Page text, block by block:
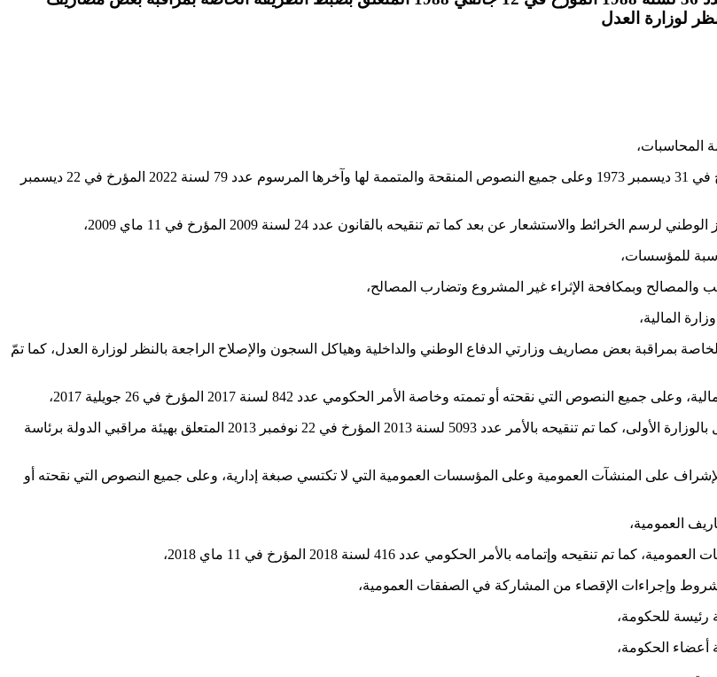
لوزارة العدل
وعلى مجلة المحاسبة العمومية الصادرة بمقتضى القانون عدد 81 لسنة 1973 المؤرخ في 31 ديسمبر 1973 وعلى جميع النصوص المنقحة والمتممة لها وآخرها المرسوم عدد 79 لسنة 2022 المؤرخ في 22 ديسمبر
في 12 جانفي 1988 المتعلق بضبط الطريقة الخاصة بمراقبة بعض مصاريف وزارتي الدفاع الوطني والداخلية وهياكل السجون والإصلاح الراجعة بالنظر لوزارة العدل، كما تمّ
وعلى الأمر عدد 2131 لسنة 2002 المؤرخ في 30 سبتمبر 2002 المتعلق بإحداث هياكل بالوزارة الأولى، كما تم تنقيحه بالأمر عدد 5093 لسنة 2013 المؤرخ في 22 نوفمبر 2013 المتعلق بهيئة مراقبي الدولة برئاسة
في 24 مارس 2005 المتعلق بتعيين سلطة الإشراف على المنشآت العمومية وعلى المؤسسات العمومية التي لا تكتسي صبغة إدارية، وعلى جميع النصوص التي نقحته أو